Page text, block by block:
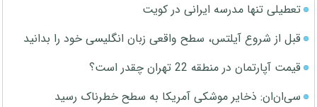
تعطیلی تنها مدرسه ایرانی در کویت
قبل از شروع آیلتس، سطح واقعی زبان انگلیسی خود را بدانید
قیمت آپارتمان در منطقه 22 تهران چقدر است؟
سی‌ان‌ان: ذخایر موشکی آمریکا به سطح خطرناک رسید